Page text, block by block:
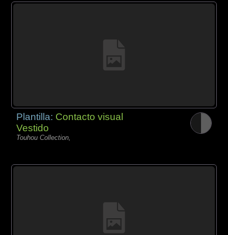
Plantilla: Contacto visual
Vestido
Touhou Collection,